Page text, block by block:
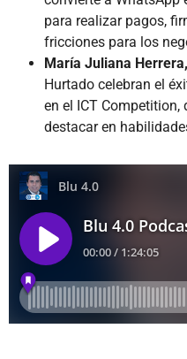
para realizar pagos,
fricciones para los
María Juliana
Hurtado celebran el
en el ICT
destacar en